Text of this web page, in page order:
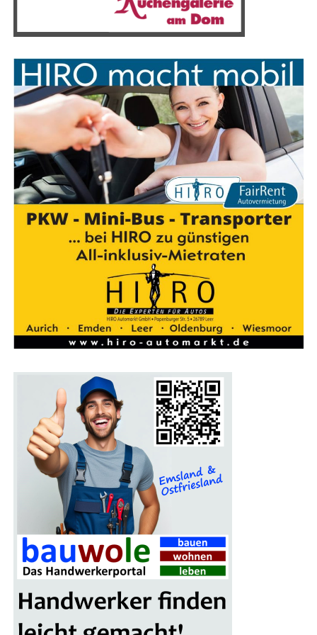
haben, mit der MEYER WERFT zusam­men­zu­ar­bei­ten,
einem Unter­neh­men, das sei­nen Schiff­bau seit 226 Jah­
ren auf Kurs hält — das sind sie­ben Gene­ra­tio­nen — und
das welt­weit füh­rend im Bau inno­va­ti­ver und kom­ple­xer
Pas­sa­gier­schif­fe ist und einen her­vor­ra­gen­den Ruf für
außer­ge­wöhn­li­che Qua­li­tät, Prä­zi­si­on und pünkt­li­che
Lie­fe­run­gen genießt.“
Die M/Y Njord wur­de bis­her sehr gut auf­ge­nom­men und
ver­zeich­net eine hohe Nach­fra­ge nach Reservierungen.
„Das ist ein wei­te­rer, sehr wich­ti­ger Schritt für die
Stand­ort­si­che­rung in Papen­burg. Mit dem neu­en Auf­
trag erwei­tern wir unser Port­fo­lio an Schiffs­ty­pen und
kön­nen ein­mal mehr bewei­sen, dass wir füh­rend beim
Bau beson­ders umwelt­freund­li­cher Schif­fe sind. Zudem
kön­nen wir mit dem Auf­trag auch die bis­her schwie­ri­
gen Per­spek­ti­ven vor allem für die Jah­re 2024/2025 ver­
bes­sern. Die­ser Auf­trag ist drin­gend nötig, damit der
Aus­las­tungs­rück­gang in die­sen Jah­ren nicht sogar noch
grö­ßer als 40% sein wird. Für das Zukunfts­pro­gramm
men und neue Auf­trä­ge abso­lut not­wen­dig“, so Tho­mas
Wei­gend, Geschäfts­füh­rer der MEYER WERFT.
Foto: Com­pu­ter­ani­ma­tio­nen der M/Y Njord